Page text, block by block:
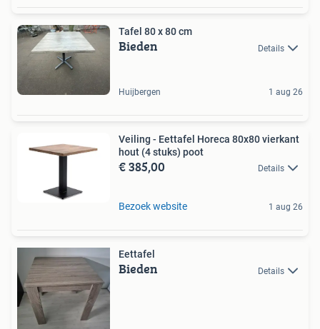
Tafel 80 x 80 cm
Bieden Details
Huijbergen 1 aug 26
Veiling - Eettafel Horeca 80x80 vierkant
hout (4 stuks) poot
€ 385,00 Details
Bezoek website 1 aug 26
Eettafel
Bieden Details